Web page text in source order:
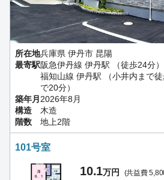
所在地兵庫県 伊丹市 昆陽
最寄駅阪急伊丹線 伊丹駅 （徒歩24分）
福知山線 伊丹駅 （小井内まで
で20分）
築年月 2026年8月
構造
木造
階数
地上2階
101号室
10.1万円 (共益費